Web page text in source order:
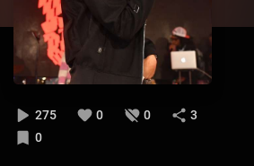
275 0 0
3
0